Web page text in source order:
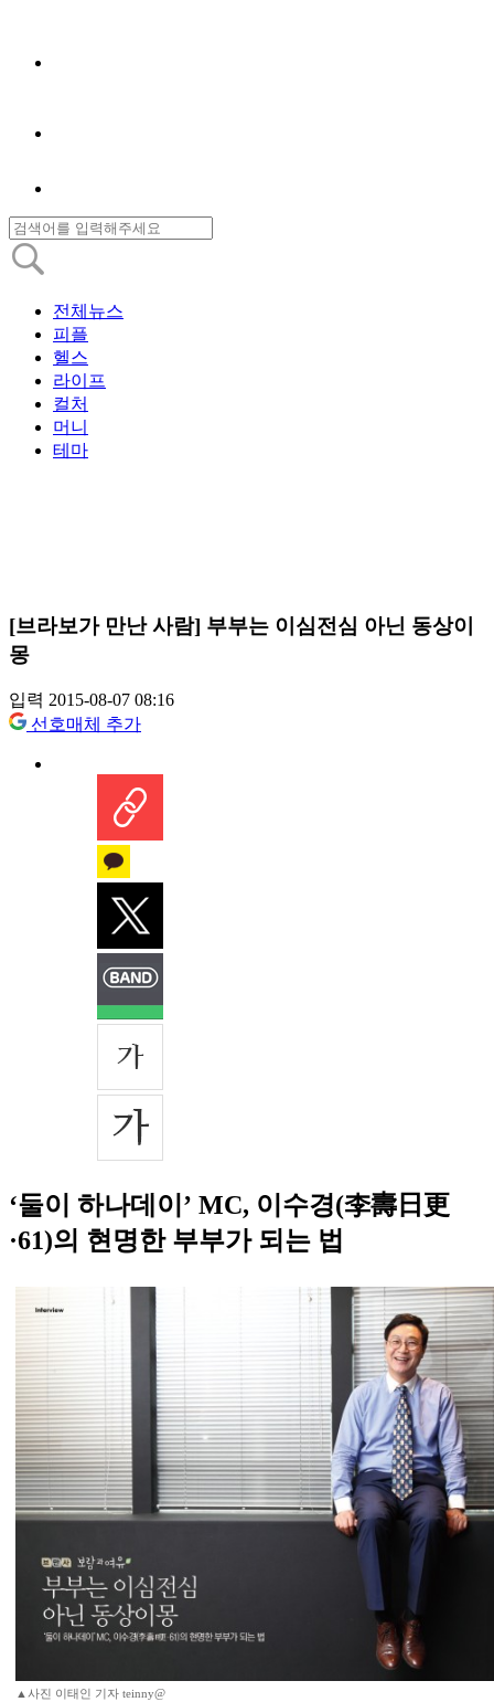
전체뉴스
피플
헬스
라이프
컬처
머니
테마
[브라보가 만난 사람] 부부는 이심전심 아닌 동상이
몽
입력 2015-08-07 08:16
선호매체 추가
‘둘이 하나데이’ MC, 이수경(李壽日更
·61)의 현명한 부부가 되는 법
▲사진 이태인 기자 teinny@